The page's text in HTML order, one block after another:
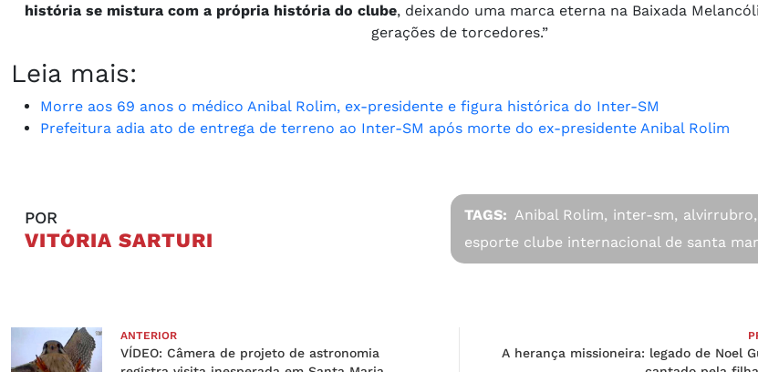
história se mistura com a própria história do clube, deixando uma marca eterna na Baixada
gerações de torcedores.”
Leia mais:
Morre aos 69 anos o médico Anibal Rolim, ex-presidente e figura histórica do Inter-SM
Prefeitura adia ato de entrega de terreno ao Inter-SM após morte do ex-presidente Anibal Rolim
POR
VITÓRIA SARTURI
TAGS: Anibal Rolim, inter-sm, alvirrubro,
esporte clube internacional de santa
ANTERIOR
VÍDEO: Câmera de projeto de astronomia
A herança missioneira: legado de Noel